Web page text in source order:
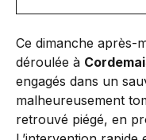
Ce dimanche après-
déroulée à
engagés dans un
malheureusement
retrouvé piégé, en